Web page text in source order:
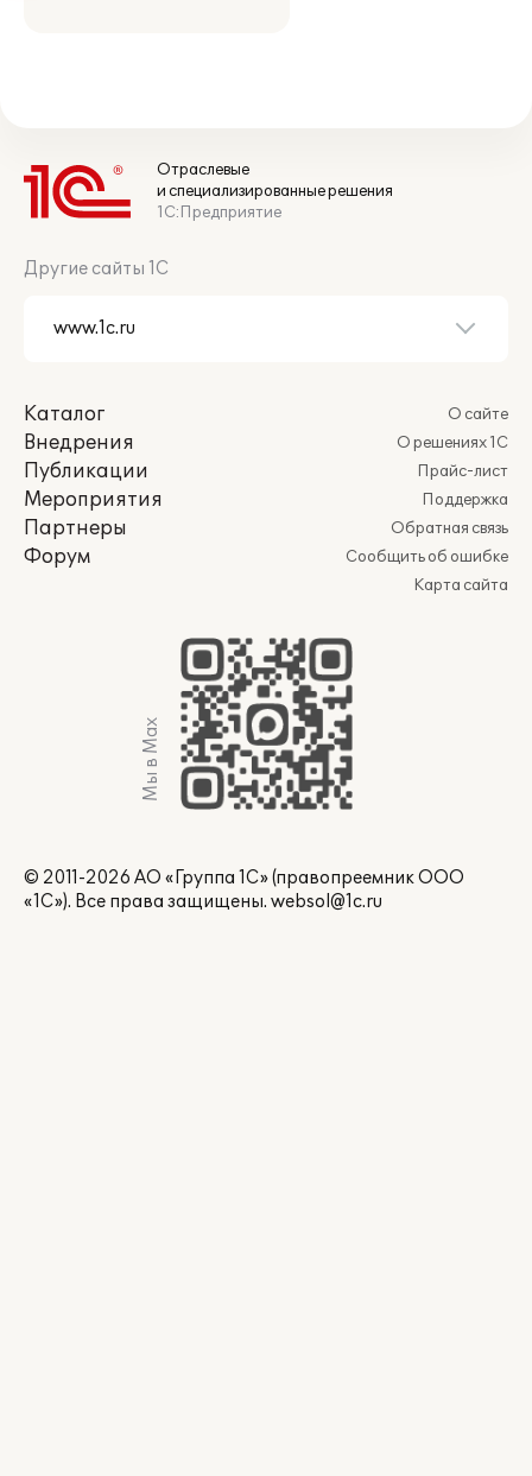
Отраслевые
и специализированные решения
1С:Предприятие
Другие сайты 1С
Каталог
Внедрения
Публикации
Мероприятия
Партнеры
Форум
О сайте
О решениях 1С
Прайс-лист
Поддержка
Обратная связь
Сообщить об ошибке
Карта сайта
Мы в Max
© 2011-2026 АО «Группа 1С» (правопреемник ООО
«1С»). Все права защищены. websol@1c.ru